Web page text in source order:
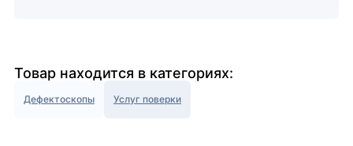
Товар находится в категориях:
Дефектоскопы Услуг поверки